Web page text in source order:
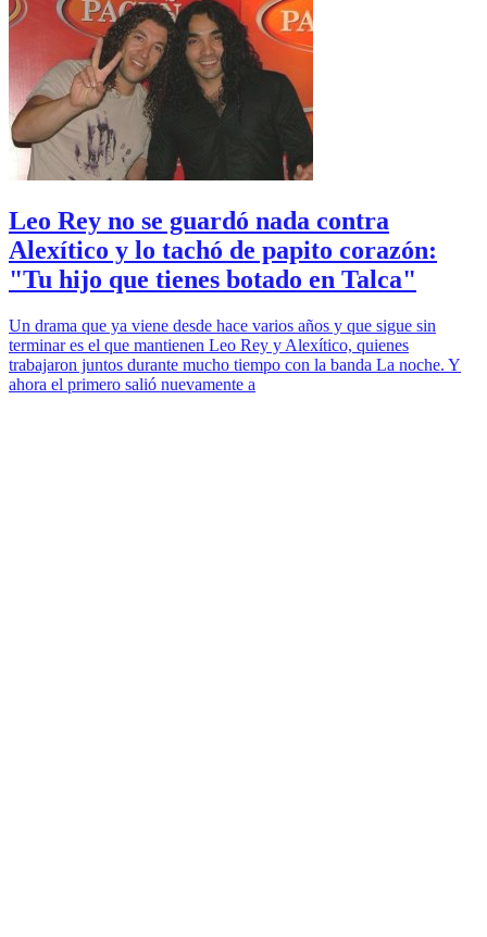
Leo Rey no se guardó nada contra
Alexítico y lo tachó de papito corazón:
"Tu hijo que tienes botado en Talca"
Un drama que ya viene desde hace varios años y que sigue sin
terminar es el que mantienen Leo Rey y Alexítico, quienes
trabajaron juntos durante mucho tiempo con la banda La noche. Y
ahora el primero salió nuevamente a